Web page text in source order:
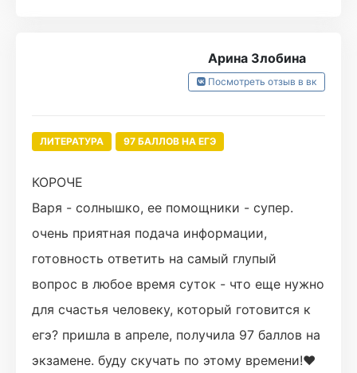
Арина Злобина
Посмотреть отзыв в вк
ЛИТЕРАТУРА 97 БАЛЛОВ НА ЕГЭ
КОРОЧЕ
Варя - солнышко, ее помощники - супер.
очень приятная подача информации,
готовность ответить на самый глупый
вопрос в любое время суток - что еще нужно
для счастья человеку, который готовится к
егэ? пришла в апреле, получила 97 баллов на
экзамене. буду скучать по этому времени!❤️